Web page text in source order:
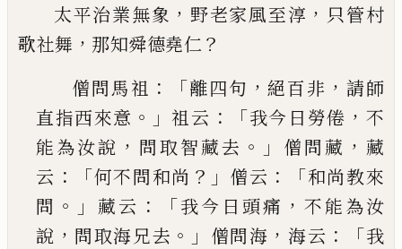
太平治業無象 ， 野老家風至淳 ， 只管村
歌社舞 ， 那知舜德堯仁？
僧問馬祖 ：「離四句 ，絕百非 ， 請師
直指西來意 。」 祖云 ： 「我今日勞倦 ， 不
能為汝說 ， 問取智藏去 。」 僧問藏 ， 藏
云 ：「何不問和尚 ？」 僧云 ：「和尚教來
問 。」 藏云 ：「我今日頭痛 ， 不能為汝
說 ， 問取海兄去 。」 僧問海 ， 海云 ：「我